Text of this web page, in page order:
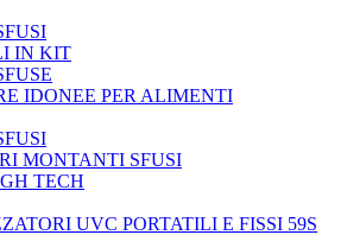
IN KIT
IDONEE PER ALIMENTI
MONTANTI SFUSI
TECH
UVC PORTATILI E FISSI 59S